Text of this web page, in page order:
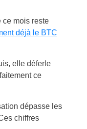
ce mois reste
déjà le BTC
elle déferle
ce
dépasse les
chiffres